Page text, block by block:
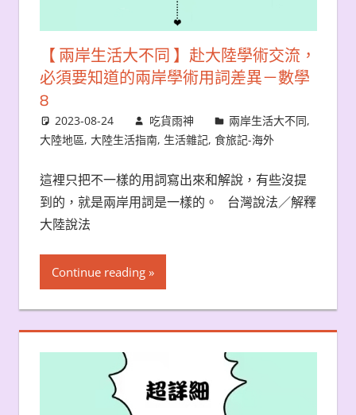
【 兩岸生活大不同 】赴大陸學術交流，
必須要知道的兩岸學術用詞差異－數學
8
2023-08-24 吃貨雨神 兩岸生活大不同,
大陸地區, 大陸生活指南, 生活雜記, 食旅記-海外
這裡只把不一樣的用詞寫出來和解說，有些沒提
到的，就是兩岸用詞是一樣的。 台灣說法／解釋
大陸說法
Continue reading